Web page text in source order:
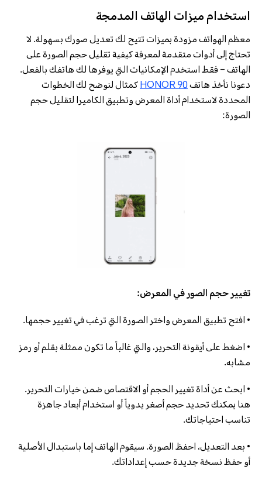
استخدام ميزات الهاتف المدمجة
معظم الهواتف مزودة بميزات تتيح لك تعديل صورك بسهولة. لا
تحتاج إلى أدوات متقدمة لمعرفة كيفية تقليل حجم الصورة على
الهاتف – فقط استخدم الإمكانيات التي يوفرها لك هاتفك بالفعل.
دعونا نأخذ هاتفHONOR 90كمثال لنوضح لك الخطوات
المحددة لاستخدام أداة المعرض وتطبيق الكاميرا لتقليل حجم
الصورة:
تغيير حجم الصور في المعرض:
• افتح تطبيق المعرض واختر الصورة التي ترغب في تغيير حجمها.
• اضغط على أيقونة التحرير، والتي غالباً ما تكون ممثلة بقلم أو رمز
مشابه.
• ابحث عن أداة تغيير الحجم أو الاقتصاص ضمن خيارات التحرير.
هنا يمكنك تحديد حجم أصغر يدوياً أو استخدام أبعاد جاهزة
تناسب احتياجاتك.
• بعد التعديل، احفظ الصورة. سيقوم الهاتف إما باستبدال الأصلية
أو حفظ نسخة جديدة حسب إعداداتك.